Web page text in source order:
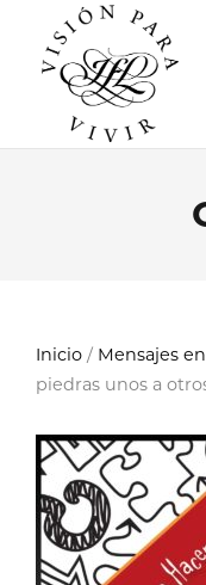
Inicio / Mensajes
piedras unos a